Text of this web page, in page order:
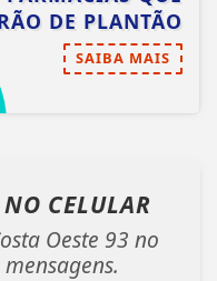
DE PLANTÃO
SAIBA MAIS
NO CELULAR
Oeste 93 no